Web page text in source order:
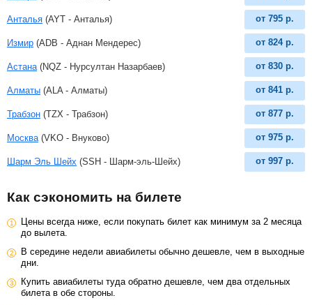
Анталья (AYT - Анталья) от 795 р.
Измир (ADB - Аднан Мендерес) от 824 р.
Астана (NQZ - Нурсултан Назарбаев) от 830 р.
Алматы (ALA - Алматы) от 841 р.
Трабзон (TZX - Трабзон) от 877 р.
Москва (VKO - Внуково) от 975 р.
Шарм Эль Шейх (SSH - Шарм-эль-Шейх) от 997 р.
Как сэкономить на билете
Цены всегда ниже, если покупать билет как минимум за 2 месяца
до вылета.
В середине недели авиабилеты обычно дешевле, чем в выходные
дни.
Купить авиабилеты туда обратно дешевле, чем два отдельных
билета в обе стороны.